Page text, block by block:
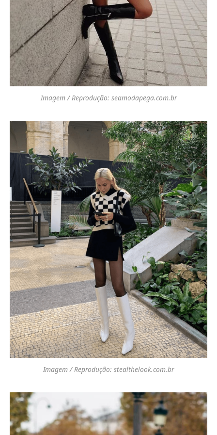
Imagem / Reprodução: seamodapega.com.br
Imagem / Reprodução: stealthelook.com.br